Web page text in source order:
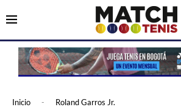
Inicio - Roland Garros Jr.